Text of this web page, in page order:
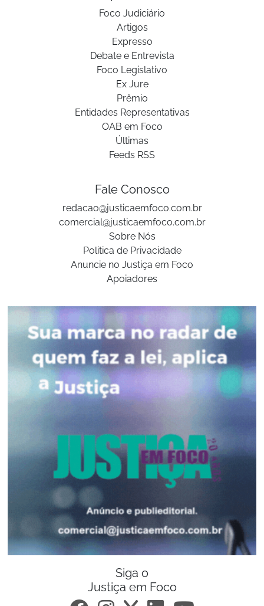
Foco Judiciário
Artigos
Expresso
Debate e Entrevista
Foco Legislativo
Ex Jure
Prêmio
Entidades Representativas
OAB em Foco
Últimas
Feeds RSS
Fale Conosco
redacao@justicaemfoco.com.br
comercial@justicaemfoco.com.br
Sobre Nós
Politica de Privacidade
Anuncie no Justiça em Foco
Apoiadores
Siga o
Justiça em Foco